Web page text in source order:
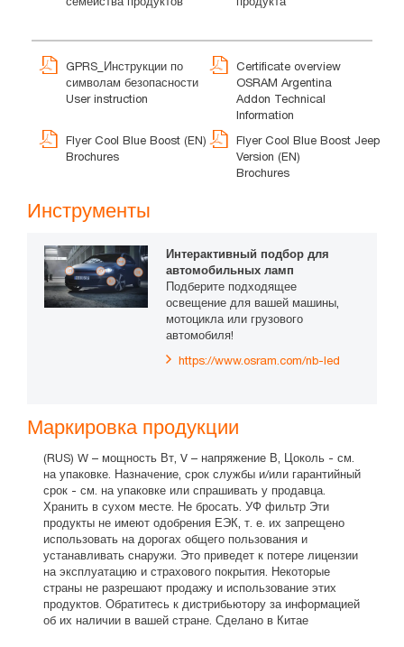
GPRS_Инструкции по
символам безопасности
User instruction
Certificate overview
OSRAM Argentina
Addon Technical
Information
Flyer Cool Blue Boost (EN)
Brochures
Flyer Cool Blue Boost Jeep
Version (EN)
Brochures
Инструменты
Интерактивный подбор для
автомобильных ламп
Подберите подходящее
освещение для вашей машины,
мотоцикла или грузового
автомобиля!
https://www.osram.com/nb-led
Маркировка продукции
(RUS) W – мощность Вт, V – напряжение В, Цоколь - см.
на упаковке. Назначение, срок службы и/или гарантийный
срок - см. на упаковке или спрашивать у продавца.
Хранить в сухом месте. Не бросать. УФ фильтр Эти
продукты не имеют одобрения ЕЭК, т. е. их запрещено
использовать на дорогах общего пользования и
устанавливать снаружи. Это приведет к потере лицензии
на эксплуатацию и страхового покрытия. Некоторые
страны не разрешают продажу и использование этих
продуктов. Обратитесь к дистрибьютору за информацией
об их наличии в вашей стране. Сделано в Китае